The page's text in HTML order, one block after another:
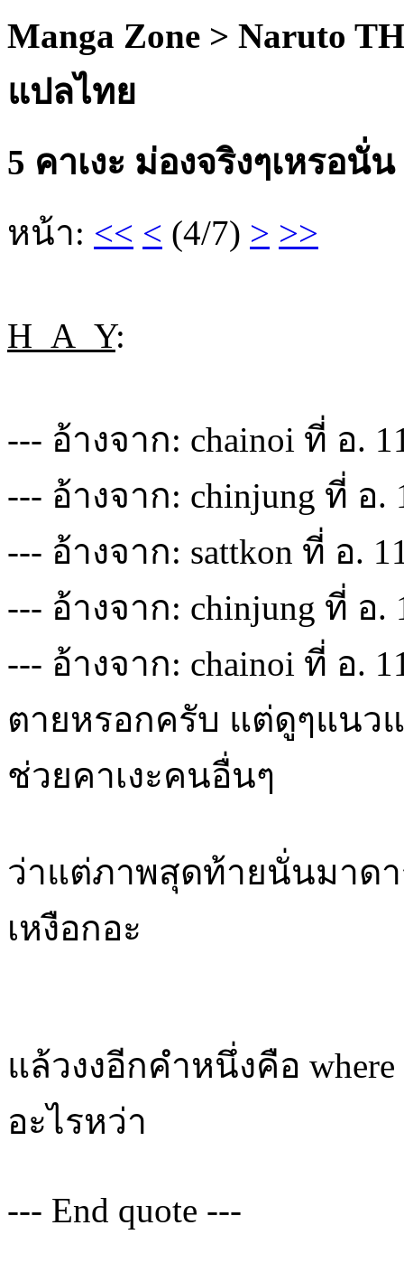
Manga Zone > Naruto
แปลไทย
5 คาเงะ ม่องจริงๆเหรอนั่น
หน้า: << < (4/7) > >>
H_A_Y:
--- อ้างจาก: chainoi ที่ อ.
--- อ้างจาก: chinjung ที่ อ.
--- อ้างจาก: sattkon ที่ อ.
--- อ้างจาก: chinjung ที่ อ.
--- อ้างจาก: chainoi ที่ อ.
ตายหรอกครับ แต่ดูๆแนว
ช่วยคาเงะคนอื่นๆ
ว่าแต่ภาพสุดท้ายนั่นมาด
เหงือกอะ
แล้วงงอีกคำหนึ่งคือ
อะไรหว่า
--- End quote ---